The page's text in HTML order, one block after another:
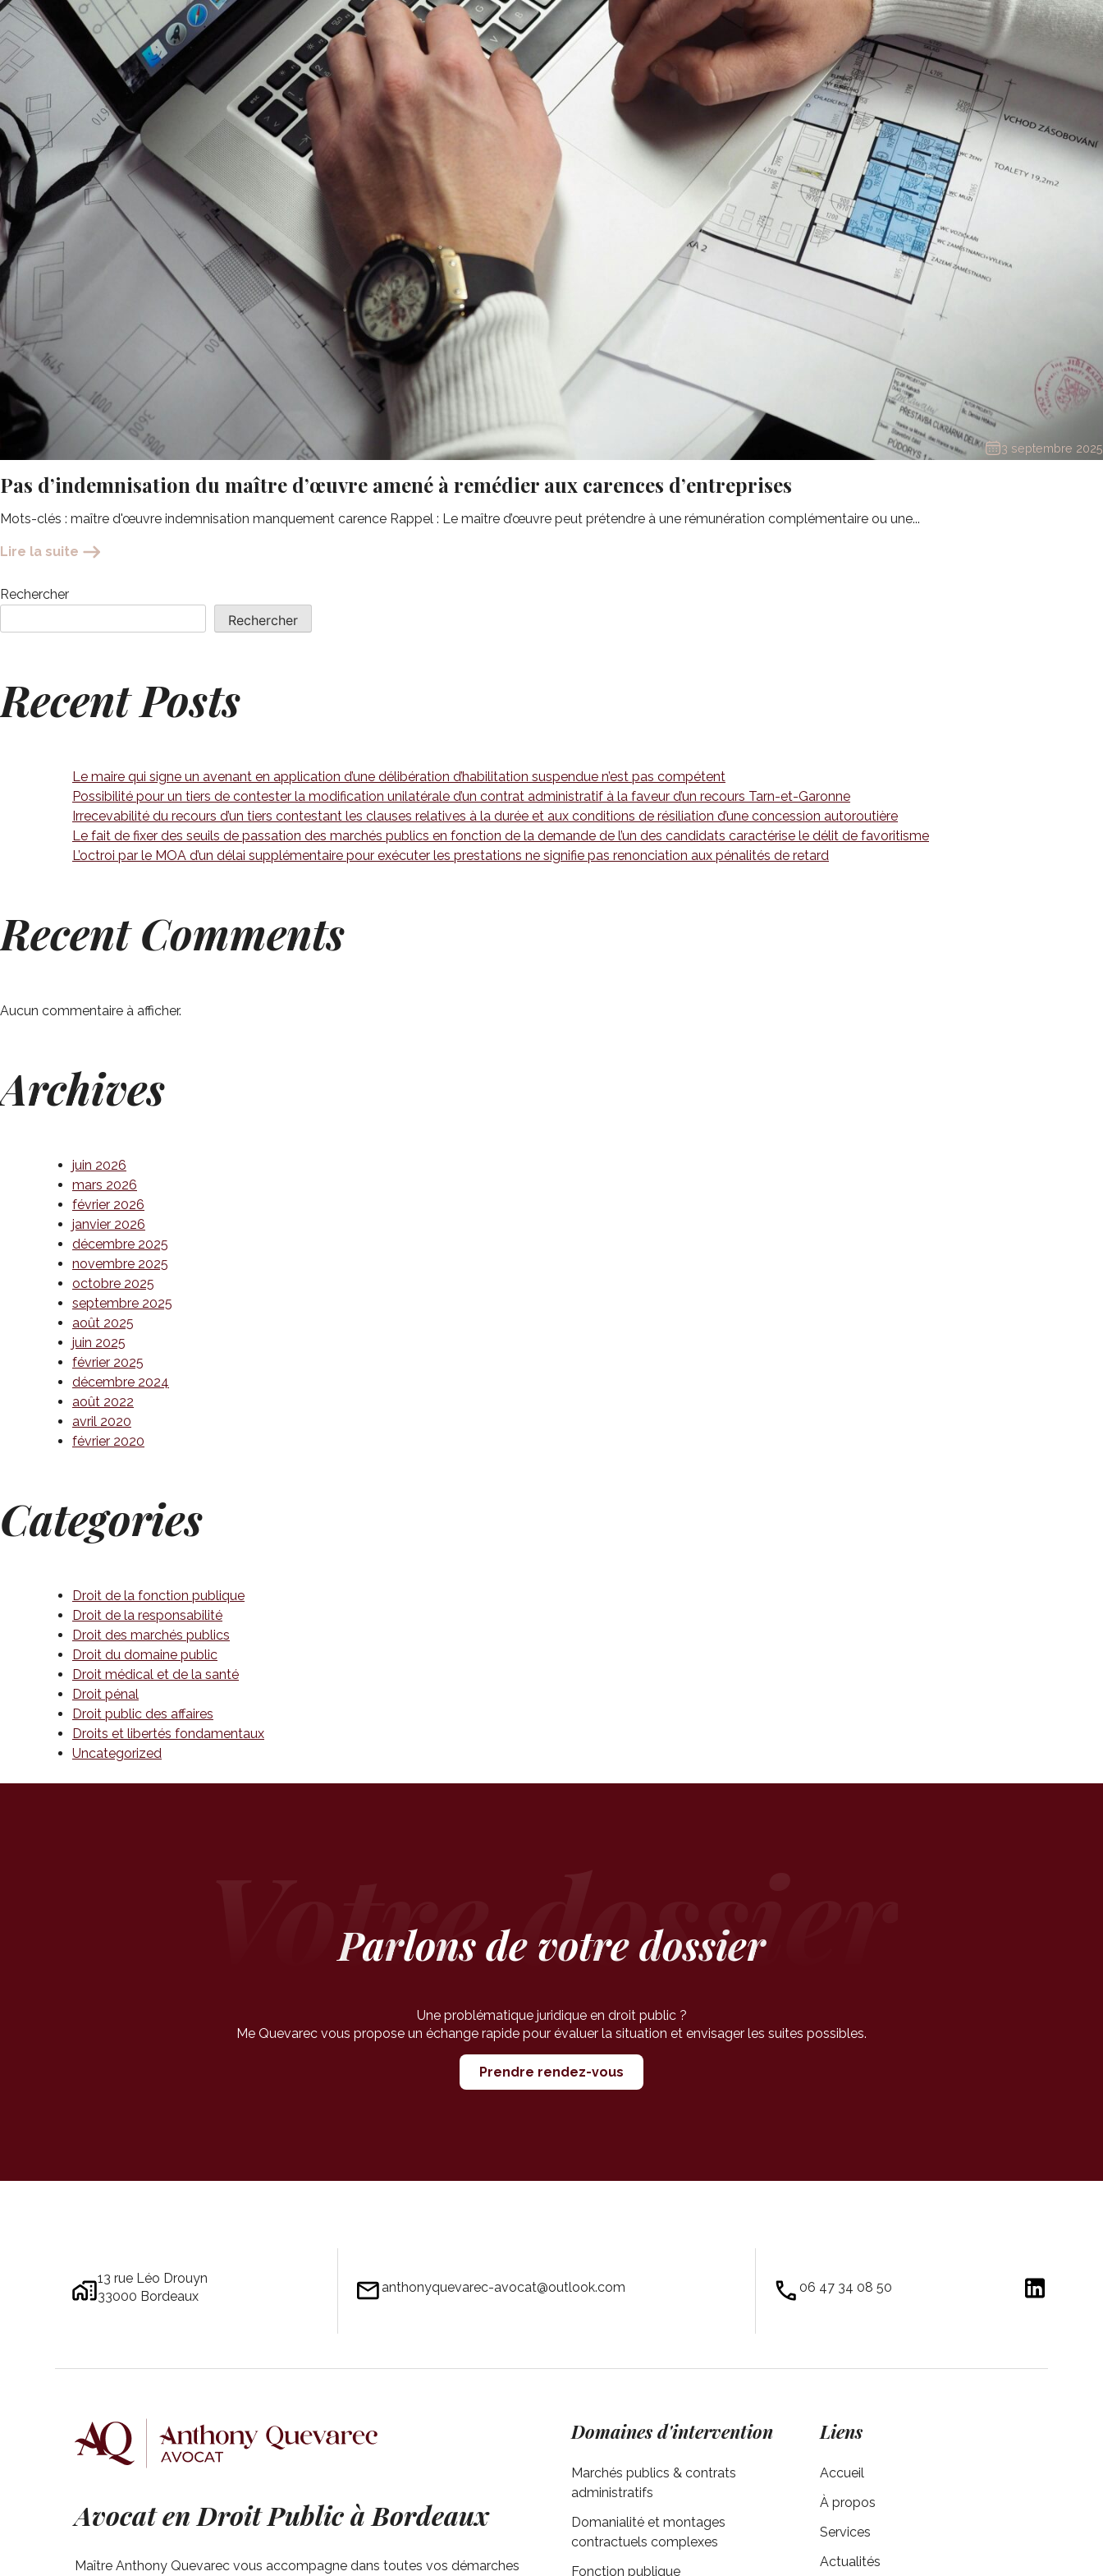
3 septembre 2025
Pas d’indemnisation du maître d’œuvre amené à remédier aux carences d’entreprises
Mots-clés : maître d'œuvre indemnisation manquement carence Rappel : Le maître d’œuvre peut prétendre à une rémunération complémentaire ou une...
Lire la suite
Rechercher
Rechercher
Recent Posts
Le maire qui signe un avenant en application d’une délibération d’habilitation suspendue n’est pas compétent
Possibilité pour un tiers de contester la modification unilatérale d’un contrat administratif à la faveur d’un recours Tarn-et-Garonne
Irrecevabilité du recours d’un tiers contestant les clauses relatives à la durée et aux conditions de résiliation d’une concession autoroutière
Le fait de fixer des seuils de passation des marchés publics en fonction de la demande de l’un des candidats caractérise le délit de favoritisme
L’octroi par le MOA d’un délai supplémentaire pour exécuter les prestations ne signifie pas renonciation aux pénalités de retard
Recent Comments
Aucun commentaire à afficher.
Archives
juin 2026
mars 2026
février 2026
janvier 2026
décembre 2025
novembre 2025
octobre 2025
septembre 2025
août 2025
juin 2025
février 2025
décembre 2024
août 2022
avril 2020
février 2020
Categories
Droit de la fonction publique
Droit de la responsabilité
Droit des marchés publics
Droit du domaine public
Droit médical et de la santé
Droit pénal
Droit public des affaires
Droits et libertés fondamentaux
Uncategorized
Parlons de votre dossier
Une problématique juridique en droit public ?
Me Quevarec vous propose un échange rapide pour évaluer la situation et envisager les suites possibles.
Prendre rendez-vous
13 rue Léo Drouyn
33000 Bordeaux
anthonyquevarec-avocat@outlook.com 06 47 34 08 50
Avocat en Droit Public à Bordeaux
Maître Anthony Quevarec vous accompagne dans toutes vos démarches
Domaines d'intervention
Marchés publics & contrats
administratifs
Domanialité et montages
contractuels complexes
Fonction publique
Liens
Accueil
À propos
Services
Actualités